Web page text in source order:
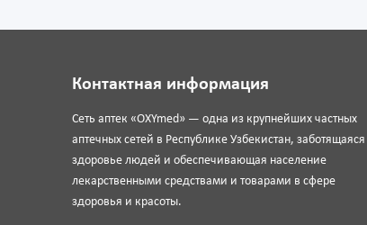
Контактная информация
Сеть аптек «OXYmed» — одна из крупнейших частных
аптечных сетей в Республике Узбекистан,
здоровье людей и обеспечивающая население
лекарственными средствами и товарами в сфере
здоровья и красоты.